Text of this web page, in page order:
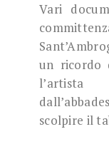
Vari
un ricordo
l’artista
scolpire il